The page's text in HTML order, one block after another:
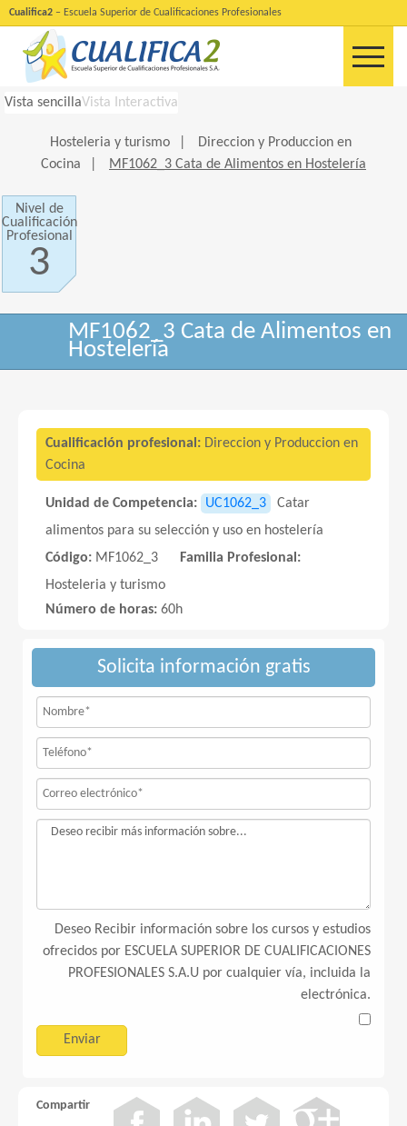
Cualifica2 – Escuela Superior de Cualificaciones Profesionales
Vista sencillaVista Interactiva
Hosteleria y turismo
Direccion y Produccion en
Cocina
MF1062_3 Cata de Alimentos en Hostelería
Nivel de
Cualificación
Profesional
3
MF1062_3 Cata de Alimentos en
Hostelería
Cualificación profesional: Direccion y Produccion en
Cocina
Unidad de Competencia: UC1062_3
Catar
alimentos para su selección y uso en hostelería
Código: MF1062_3
Familia Profesional:
Hosteleria y turismo
Número de horas: 60h
Solicita información gratis
Deseo Recibir información sobre los cursos y estudios
ofrecidos por ESCUELA SUPERIOR DE CUALIFICACIONES
PROFESIONALES S.A.U por cualquier vía, incluida la
electrónica.
Compartir